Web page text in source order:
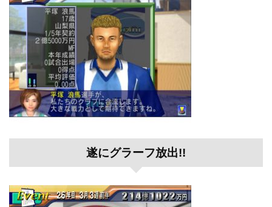
遂にグラーフ放出!!